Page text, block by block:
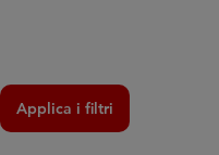
Applica i filtri